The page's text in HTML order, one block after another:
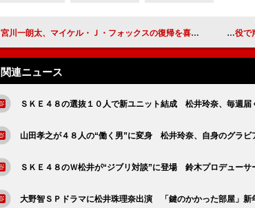
宮川一朗太、マイケル・Ｊ・フォックスの復帰を喜ぶ 「次は恋の話で話題になりたい」 逢沢り
関連ニュース
ＳＫＥ４８の選抜１０人で新ユニット結成 松井玲奈、毎週届
山田孝之が４８人の“働く男”に変身 松井玲奈、自身のグラビ
ＳＫＥ４８のＷ松井が“ジブリ対談”に登場 鈴木プロデューサ
大野智ＳＰドラマに松井珠理奈出演 「鍵のかかった部屋」新